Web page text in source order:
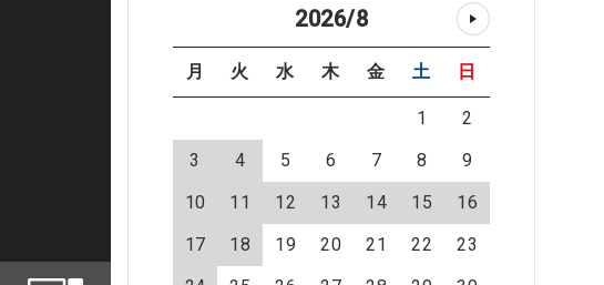
2026/8
月 火 水 木 金 土 日
1
2
3
4 5 6 7 8
9
10
11 12 13 14 15
16
17
18 19 20 21 22
23